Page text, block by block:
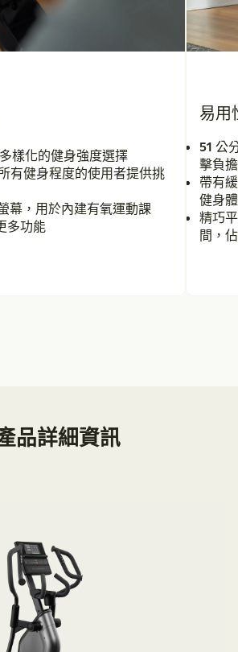
樣化的健身強度選擇
有健身程度的使用者提供挑
幕 ，用於內建有氧運動課
多功能
易用
51 公
擊負擔
帶有
健身
精巧
間，
品詳細資訊